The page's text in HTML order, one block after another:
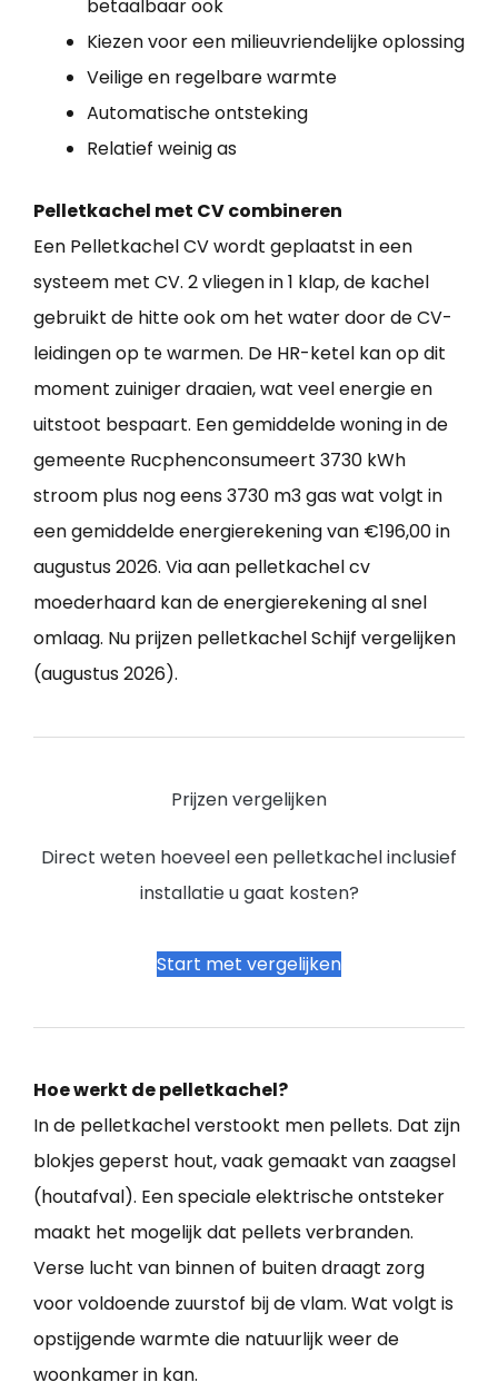
betaalbaar ook
Kiezen voor een milieuvriendelijke oplossing
Veilige en regelbare warmte
Automatische ontsteking
Relatief weinig as
Pelletkachel met CV combineren
Een Pelletkachel CV wordt geplaatst in een
systeem met CV. 2 vliegen in 1 klap, de kachel
gebruikt de hitte ook om het water door de CV-
leidingen op te warmen. De HR-ketel kan op dit
moment zuiniger draaien, wat veel energie en
uitstoot bespaart. Een gemiddelde woning in de
gemeente Rucphenconsumeert 3730 kWh
stroom plus nog eens 3730 m3 gas wat volgt in
een gemiddelde energierekening van €196,00 in
augustus 2026. Via aan pelletkachel cv
moederhaard kan de energierekening al snel
omlaag. Nu prijzen pelletkachel Schijf vergelijken
(augustus 2026).
Prijzen vergelijken
Direct weten hoeveel een pelletkachel inclusief
installatie u gaat kosten?
Start met vergelijken
Hoe werkt de pelletkachel?
In de pelletkachel verstookt men pellets. Dat zijn
blokjes geperst hout, vaak gemaakt van zaagsel
(houtafval). Een speciale elektrische ontsteker
maakt het mogelijk dat pellets verbranden.
Verse lucht van binnen of buiten draagt zorg
voor voldoende zuurstof bij de vlam. Wat volgt is
opstijgende warmte die natuurlijk weer de
woonkamer in kan.